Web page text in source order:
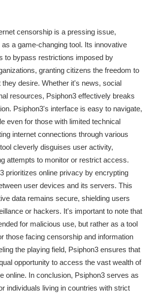
censorship is a pressing issue,
a game-changing tool. Its innovative
to bypass restrictions imposed by
granting citizens the freedom to
desire. Whether it's news, social
resources, Psiphon3 effectively breaks
Psiphon3's interface is easy to navigate,
even for those with limited technical
internet connections through various
cleverly disguises user activity,
attempts to monitor or restrict access.
prioritizes online privacy by encrypting
user devices and its servers. This
data remains secure, shielding users
or hackers. It's important to note that
for malicious use, but rather as a tool
those facing censorship and information
the playing field, Psiphon3 ensures that
opportunity to access the vast wealth of
online. In conclusion, Psiphon3 serves as
individuals living in countries with strict